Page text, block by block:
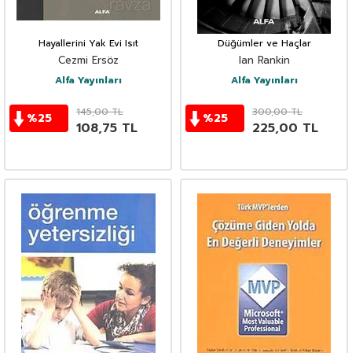
Hayallerini Yak Evi Isıt
Cezmi Ersöz
Alfa Yayınları
%25 145,00TL
108,75 TL
Düğümler ve Haçlar
Ian Rankin
Alfa Yayınları
%25 300,00TL
225,00 TL